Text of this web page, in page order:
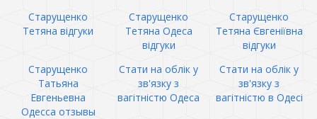
Старущенко
Тетяна відгуки
Старущенко
Тетяна Одеса
відгуки
Старущенко
Тетяна Євгеніївна
відгуки
Старущенко
Татьяна
Евгеньевна
Одесса отзывы
Стати на облік у
зв'язку з
вагітністю Одеса
Стати на облік у
зв'язку з
вагітністю в Одесі